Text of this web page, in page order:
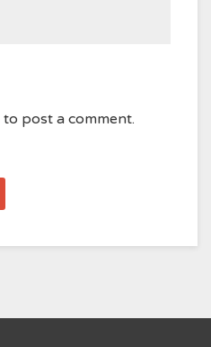
to post a comment.